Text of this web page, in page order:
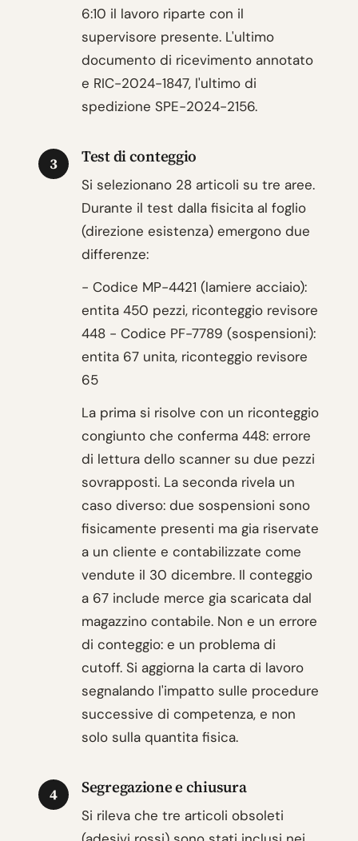
6:10 il lavoro riparte con il
supervisore presente. L'ultimo
documento di ricevimento annotato
e RIC-2024-1847, l'ultimo di
spedizione SPE-2024-2156.
3 Test di conteggio
Si selezionano 28 articoli su tre aree.
Durante il test dalla fisicita al foglio
(direzione esistenza) emergono due
differenze:
- Codice MP-4421 (lamiere acciaio):
entita 450 pezzi, riconteggio revisore
448 - Codice PF-7789 (sospensioni):
entita 67 unita, riconteggio revisore
65
La prima si risolve con un riconteggio
congiunto che conferma 448: errore
di lettura dello scanner su due pezzi
sovrapposti. La seconda rivela un
caso diverso: due sospensioni sono
fisicamente presenti ma gia riservate
a un cliente e contabilizzate come
vendute il 30 dicembre. Il conteggio
a 67 include merce gia scaricata dal
magazzino contabile. Non e un errore
di conteggio: e un problema di
cutoff. Si aggiorna la carta di lavoro
segnalando l'impatto sulle procedure
successive di competenza, e non
solo sulla quantita fisica.
4 Segregazione e chiusura
Si rileva che tre articoli obsoleti